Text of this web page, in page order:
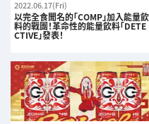
2022.06.17(Fri)
以完全食聞名的「COMP」加入能量飲
料的戰團！革命性的能量飲料「DETE
CTIVE」發表！